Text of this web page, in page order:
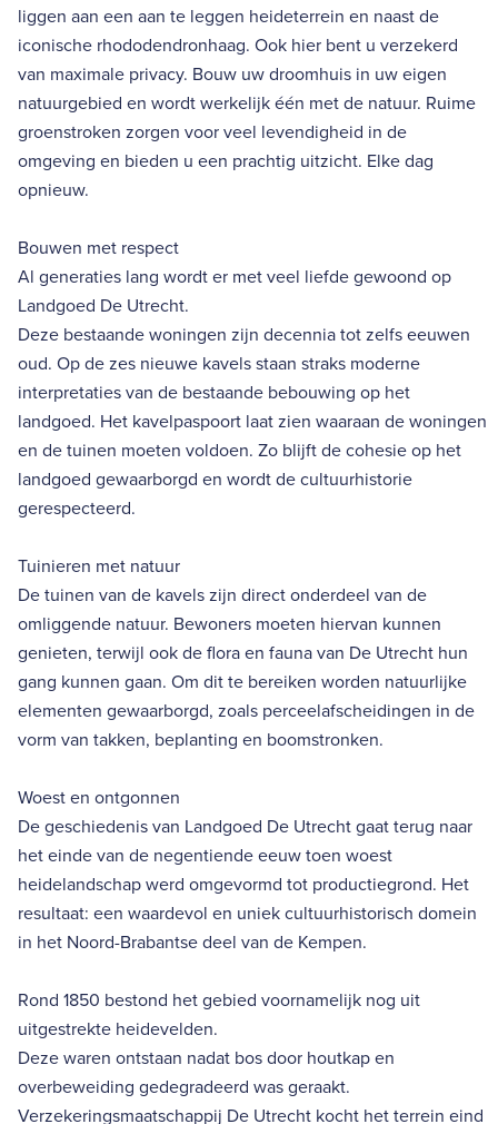
liggen aan een aan te leggen heideterrein en naast de
iconische rhododendronhaag. Ook hier bent u verzekerd
van maximale privacy. Bouw uw droomhuis in uw eigen
natuurgebied en wordt werkelijk één met de natuur. Ruime
groenstroken zorgen voor veel levendigheid in de
omgeving en bieden u een prachtig uitzicht. Elke dag
opnieuw.
Bouwen met respect
Al generaties lang wordt er met veel liefde gewoond op
Landgoed De Utrecht.
Deze bestaande woningen zijn decennia tot zelfs eeuwen
oud. Op de zes nieuwe kavels staan straks moderne
interpretaties van de bestaande bebouwing op het
landgoed. Het kavelpaspoort laat zien waaraan de woningen
en de tuinen moeten voldoen. Zo blijft de cohesie op het
landgoed gewaarborgd en wordt de cultuurhistorie
gerespecteerd.
Tuinieren met natuur
De tuinen van de kavels zijn direct onderdeel van de
omliggende natuur. Bewoners moeten hiervan kunnen
genieten, terwijl ook de flora en fauna van De Utrecht hun
gang kunnen gaan. Om dit te bereiken worden natuurlijke
elementen gewaarborgd, zoals perceelafscheidingen in de
vorm van takken, beplanting en boomstronken.
Woest en ontgonnen
De geschiedenis van Landgoed De Utrecht gaat terug naar
het einde van de negentiende eeuw toen woest
heidelandschap werd omgevormd tot productiegrond. Het
resultaat: een waardevol en uniek cultuurhistorisch domein
in het Noord-Brabantse deel van de Kempen.
Rond 1850 bestond het gebied voornamelijk nog uit
uitgestrekte heidevelden.
Deze waren ontstaan nadat bos door houtkap en
overbeweiding gedegradeerd was geraakt.
Verzekeringsmaatschappij De Utrecht kocht het terrein eind